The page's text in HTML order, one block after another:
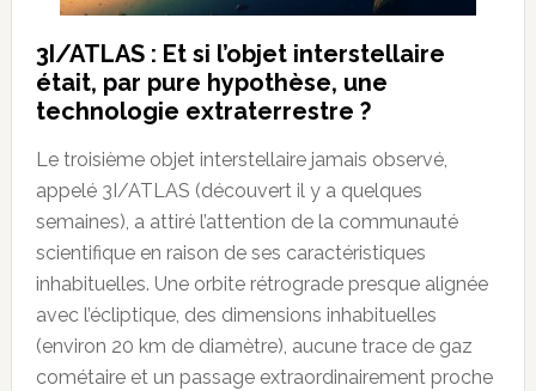
3I/ATLAS : Et si l’objet interstellaire
était, par pure hypothèse, une
technologie extraterrestre ?
Le troisième objet interstellaire jamais observé,
appelé 3I/ATLAS (découvert il y a quelques
semaines), a attiré l’attention de la communauté
scientifique en raison de ses caractéristiques
inhabituelles. Une orbite rétrograde presque alignée
avec l’écliptique, des dimensions inhabituelles
(environ 20 km de diamètre), aucune trace de gaz
cométaire et un passage extraordinairement proche